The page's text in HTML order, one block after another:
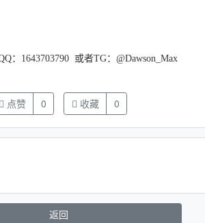
：1643703790 或者TG：@Dawson_Max
点赞 0 收藏 0
返回